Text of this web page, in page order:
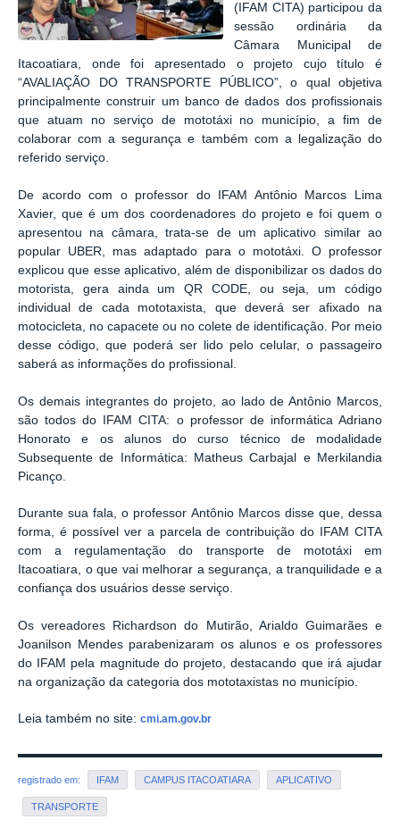
(IFAM CITA) participou da
sessão ordinária da
Câmara Municipal de
Itacoatiara, onde foi apresentado o projeto cujo título é
“AVALIAÇÃO DO TRANSPORTE PÚBLICO”, o qual objetiva
principalmente construir um banco de dados dos profissionais
que atuam no serviço de mototáxi no município, a fim de
colaborar com a segurança e também com a legalização do
referido serviço.
De acordo com o professor do IFAM Antônio Marcos Lima
Xavier, que é um dos coordenadores do projeto e foi quem o
apresentou na câmara, trata-se de um aplicativo similar ao
popular UBER, mas adaptado para o mototáxi. O professor
explicou que esse aplicativo, além de disponibilizar os dados do
motorista, gera ainda um QR CODE, ou seja, um código
individual de cada mototaxista, que deverá ser afixado na
motocicleta, no capacete ou no colete de identificação. Por meio
desse código, que poderá ser lido pelo celular, o passageiro
saberá as informações do profissional.
Os demais integrantes do projeto, ao lado de Antônio Marcos,
são todos do IFAM CITA: o professor de informática Adriano
Honorato e os alunos do curso técnico de modalidade
Subsequente de Informática: Matheus Carbajal e Merkilandia
Picanço.
Durante sua fala, o professor Antônio Marcos disse que, dessa
forma, é possível ver a parcela de contribuição do IFAM CITA
com a regulamentação do transporte de mototáxi em
Itacoatiara, o que vai melhorar a segurança, a tranquilidade e a
confiança dos usuários desse serviço.
Os vereadores Richardson do Mutirão, Arialdo Guimarães e
Joanilson Mendes parabenizaram os alunos e os professores
do IFAM pela magnitude do projeto, destacando que irá ajudar
na organização da categoria dos mototaxistas no município.
Leia também no site: cmi.am.gov.br
registrado em: IFAM CAMPUS ITACOATIARA APLICATIVO
TRANSPORTE